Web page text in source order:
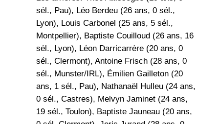
sél., Pau), Léo Berdeu (26 ans, 0 sél.,
Lyon), Louis Carbonel (25 ans, 5 sél.,
Montpellier), Baptiste Couilloud (26 ans, 16
sél., Lyon), Léon Darricarrère (20 ans, 0
sél., Clermont), Antoine Frisch (28 ans, 0
sél., Munster/IRL), Émilien Gailleton (20
ans, 1 sél., Pau), Nathanaël Hulleu (24 ans,
0 sél., Castres), Melvyn Jaminet (24 ans,
19 sél., Toulon), Baptiste Jauneau (20 ans,